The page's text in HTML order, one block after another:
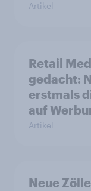
Artikel
Retail
gedacht:
erstmals
auf
Artikel
Neue